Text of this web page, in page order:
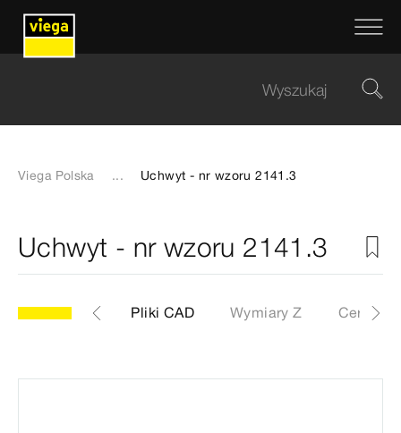
Viega Polska ... Uchwyt - nr wzoru 2141.3
Uchwyt - nr wzoru 2141.3
Etykiety Pliki CAD Wymiary Z